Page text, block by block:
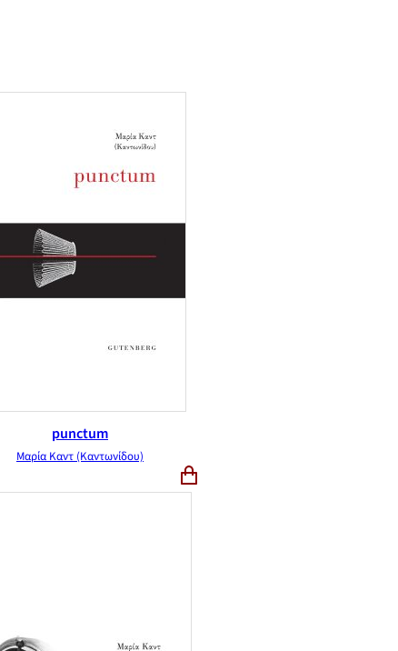
punctum
Μαρία Καντ (Καντωνίδου)